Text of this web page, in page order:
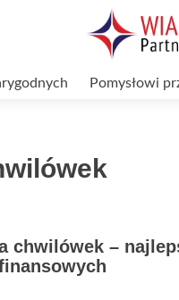
Pomysłowi
chwilówek –